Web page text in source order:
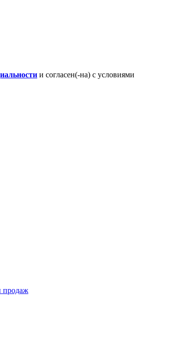
и согласен(-на) с условиями
продаж